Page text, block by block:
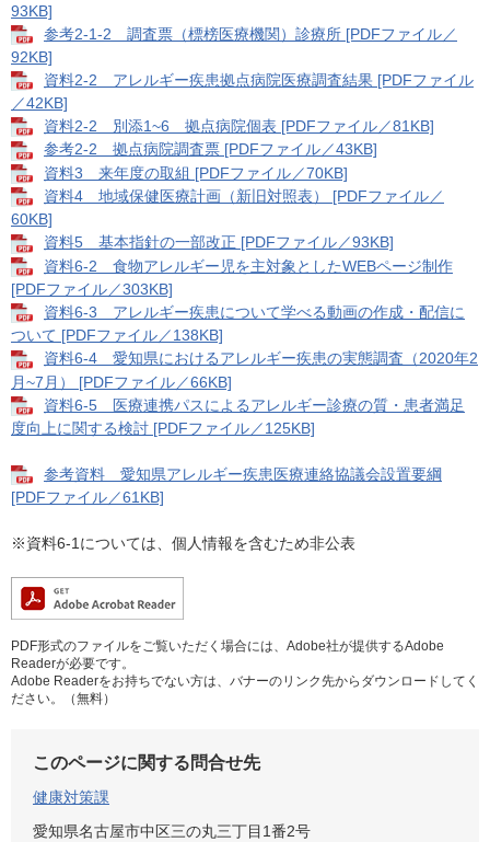
93KB]
参考2-1-2 調査票（標榜医療機関）診療所 [PDFファイル／
92KB]
資料2-2 アレルギー疾患拠点病院医療調査結果 [PDFファイル
／42KB]
資料2-2 別添1~6 拠点病院個表 [PDFファイル／81KB]
参考2-2 拠点病院調査票 [PDFファイル／43KB]
資料3 来年度の取組 [PDFファイル／70KB]
資料4 地域保健医療計画（新旧対照表） [PDFファイル／
60KB]
資料5 基本指針の一部改正 [PDFファイル／93KB]
資料6-2 食物アレルギー児を主対象としたWEBページ制作
[PDFファイル／303KB]
資料6-3 アレルギー疾患について学べる動画の作成・配信に
ついて [PDFファイル／138KB]
資料6-4 愛知県におけるアレルギー疾患の実態調査（2020年2
月~7月） [PDFファイル／66KB]
資料6-5 医療連携パスによるアレルギー診療の質・患者満足
度向上に関する検討 [PDFファイル／125KB]
参考資料 愛知県アレルギー疾患医療連絡協議会設置要綱
[PDFファイル／61KB]
※資料6-1については、個人情報を含むため非公表
PDF形式のファイルをご覧いただく場合には、Adobe社が提供するAdobe
Readerが必要です。
Adobe Readerをお持ちでない方は、バナーのリンク先からダウンロードしてく
ださい。（無料）
このページに関する問合せ先
健康対策課
愛知県名古屋市中区三の丸三丁目1番2号